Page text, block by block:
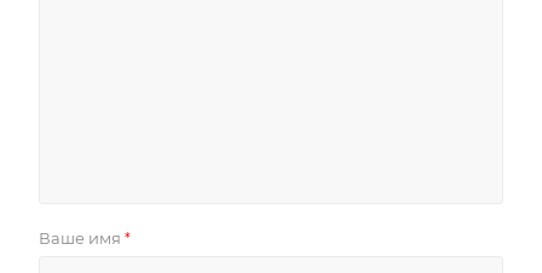
Ваше имя *